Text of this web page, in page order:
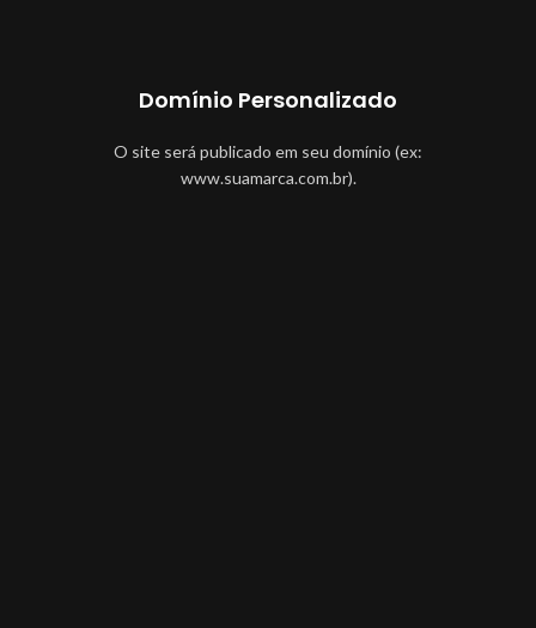
Domínio Personalizado
O site será publicado em seu domínio (ex:
www.suamarca.com.br).